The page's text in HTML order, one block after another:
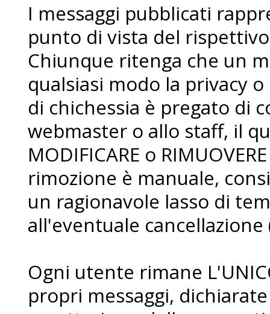
I messaggi pubblicati
punto di vista del
Chiunque ritenga che un
qualsiasi modo la privacy
di chichessia è pregato di
webmaster o allo staff, il
MODIFICARE o
rimozione è manuale,
un ragionavole lasso di
all'eventuale cancellazione
Ogni utente rimane
propri messaggi,